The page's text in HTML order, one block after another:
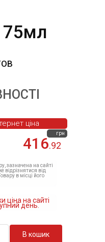
416.92
грн
ціна
зазначена на сайті
відрізнятися від
в місці його
ціна на сайті
день.
В кошик